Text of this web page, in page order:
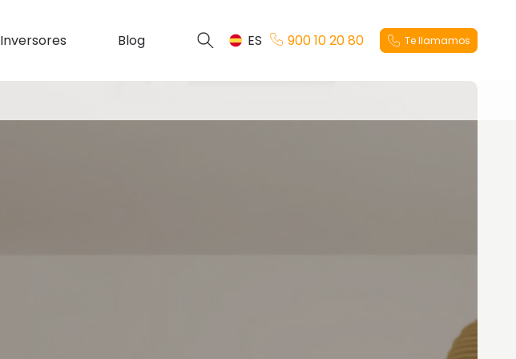
Inversores Blog ES 900 10 20 80 Te llamamos